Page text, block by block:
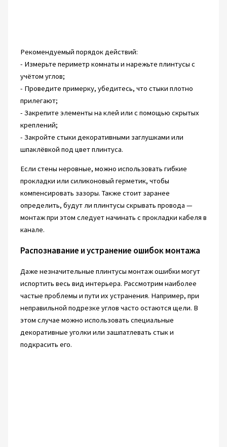
Рекомендуемый порядок действий:
- Измерьте периметр комнаты и нарежьте плинтусы с
учётом углов;
- Проведите примерку, убедитесь, что стыки плотно
прилегают;
- Закрепите элементы на клей или с помощью скрытых
креплений;
- Закройте стыки декоративными заглушками или
шпаклёвкой под цвет плинтуса.
Если стены неровные, можно использовать гибкие
прокладки или силиконовый герметик, чтобы
компенсировать зазоры. Также стоит заранее
определить, будут ли плинтусы скрывать провода —
монтаж при этом следует начинать с прокладки кабеля в
канале.
Распознавание и устранение ошибок монтажа
Даже незначительные плинтусы монтаж ошибки могут
испортить весь вид интерьера. Рассмотрим наиболее
частые проблемы и пути их устранения. Например, при
неправильной подрезке углов часто остаются щели. В
этом случае можно использовать специальные
декоративные уголки или зашпатлевать стык и
подкрасить его.